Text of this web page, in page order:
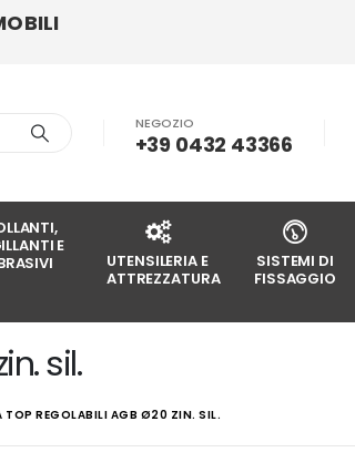
NEGOZIO
+39 0432 43366
E
UTENSILERIA E
ATTREZZATURA
SISTEMI DI
FISSAGGIO
sil.
TOP REGOLABILI AGB Ø20 ZIN. SIL.